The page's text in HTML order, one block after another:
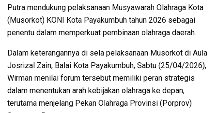
Putra mendukung pelaksanaan Musyawarah Olahraga Kota
(Musorkot) KONI Kota Payakumbuh tahun 2026 sebagai
penentu dalam memperkuat pembinaan olahraga daerah.
Dalam keterangannya di sela pelaksanaan Musorkot di Aula
Josrizal Zain, Balai Kota Payakumbuh, Sabtu (25/04/2026),
Wirman menilai forum tersebut memiliki peran strategis
dalam menentukan arah kebijakan olahraga ke depan,
terutama menjelang Pekan Olahraga Provinsi (Porprov)